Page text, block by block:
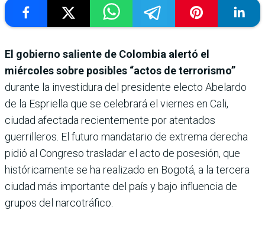
El gobierno saliente de Colombia alertó el
miércoles sobre posibles “actos de terrorismo”
durante la investidura del presidente electo Abelardo
de la Espriella que se celebrará el viernes en Cali,
ciudad afectada recientemente por atentados
guerrilleros. El futuro mandatario de extrema derecha
pidió al Congreso trasladar el acto de posesión, que
históricamente se ha realizado en Bogotá, a la tercera
ciudad más importante del país y bajo influencia de
grupos del narcotráfico.